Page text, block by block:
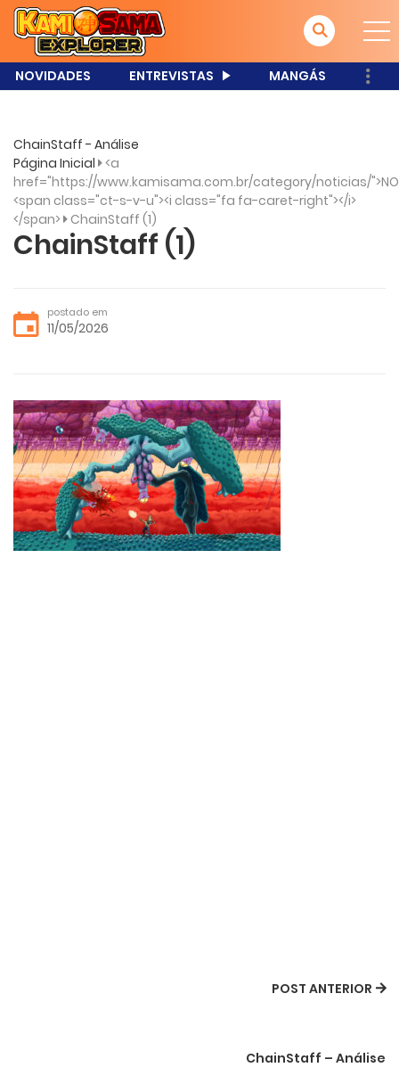
NOVIDADES ENTREVISTAS MANGÁS
ChainStaff - Análise
Página Inicial <a
href="https://www.kamisama.com.br/category/noticias/
<span class="ct-s-v-u"><i class="fa fa-caret-right"></i>
</span> ChainStaff (1)
ChainStaff (1)
postado em
11/05/2026
POST ANTERIOR
ChainStaff – Análise